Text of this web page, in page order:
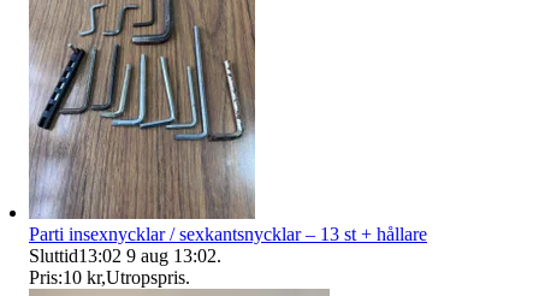
Parti insexnycklar / sexkantsnycklar – 13 st + hållare
Sluttid13:02 9 aug 13:02.
Pris:10 kr,Utropspris.